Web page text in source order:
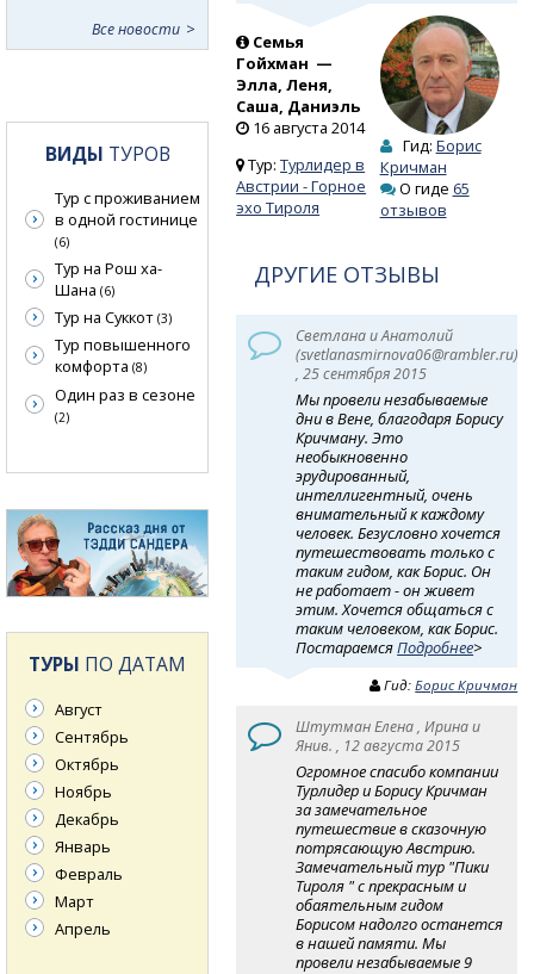
Семья
Гойхман —
Элла, Леня,
Саша, Даниэль
16 августа 2014
Тур:Турлидер в
Австрии - Горное
эхо Тироля
Гид: Борис
Кричман
О гиде 65
отзывов
ДРУГИЕ ОТЗЫВЫ
Светлана и Анатолий
(svetlanasmirnova06@rambler.ru)
, 25 сентября 2015
Мы провели незабываемые
дни в Вене, благодаря Борису
Кричману. Это
необыкновенно
эрудированный,
интеллигентный, очень
внимательный к каждому
человек. Безусловно хочется
путешествовать только с
таким гидом, как Борис. Он
не работает - он живет
этим. Хочется общаться с
таким человеком, как Борис.
ПостараемсяПодробнее>
Гид:Борис Кричман
Штутман Елена , Ирина и
Янив. , 12 августа 2015
Огромное спасибо компании
Турлидер и Борису Кричман
за замечательное
путешествие в сказочную
потрясающую Австрию.
Замечательный тур "Пики
Тироля " с прекрасным и
обаятельным гидом
Борисом надолго останется
в нашей памяти. Мы
провели незабываемые 9
Все новости
ВИДЫ ТУРОВ
Тур с проживанием
в одной гостинице
(6)
Тур на Рош ха-
Шана (6)
Тур на Суккот (3)
Тур повышенного
комфорта (8)
Один раз в сезоне
(2)
ТУРЫ ПО ДАТАМ
Август
Сентябрь
Октябрь
Ноябрь
Декабрь
Январь
Февраль
Март
Апрель